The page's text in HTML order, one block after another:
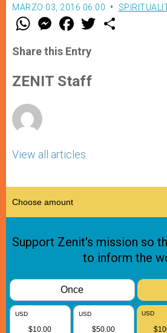
MARZO 03, 2016 06:00
W
t
s
p
p
M
e
s
e
g
e
F
a
e
b
o
k
w
Share this Entry
ZENIT Staff
View all articles